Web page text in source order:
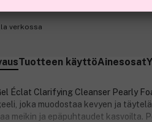
verkossa
Tuotteen käyttöAinesosat
Éclat Clarifying Cleanser Pearly
joka muodostaa kevyen ja
meikin ja epäpuhtaudet kasvoilta.